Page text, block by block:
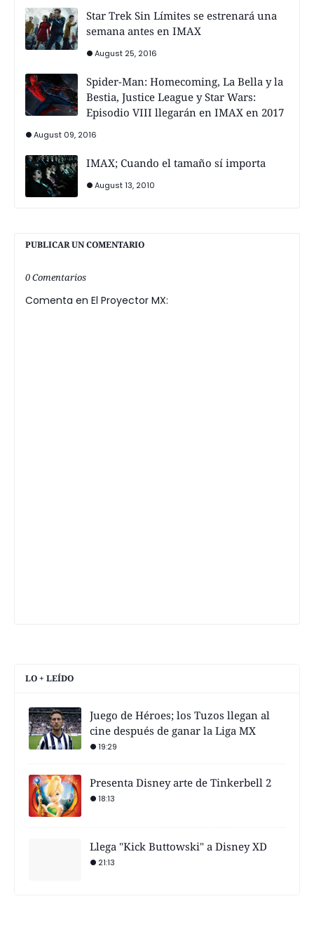
Star Trek Sin Límites se estrenará una
semana antes en IMAX
August 25, 2016
Spider-Man: Homecoming, La Bella y la
Bestia, Justice League y Star Wars:
Episodio VIII llegarán en IMAX en 2017
August 09, 2016
IMAX; Cuando el tamaño sí importa
August 13, 2010
PUBLICAR UN COMENTARIO
0 Comentarios
Comenta en El Proyector MX:
LO + LEÍDO
Juego de Héroes; los Tuzos llegan al
cine después de ganar la Liga MX
19:29
Presenta Disney arte de Tinkerbell 2
18:13
Llega "Kick Buttowski" a Disney XD
21:13